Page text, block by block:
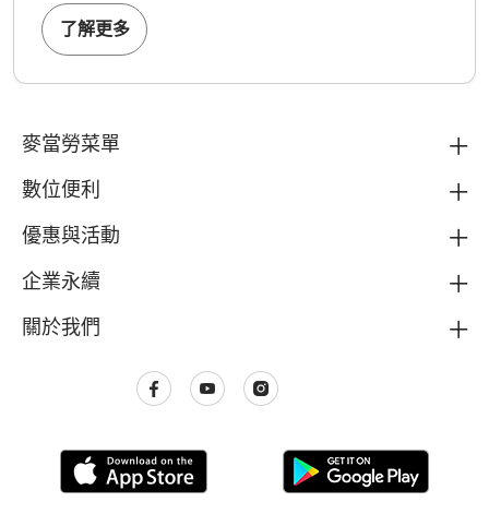
了解更多
麥當勞菜單
數位便利
優惠與活動
企業永續
關於我們